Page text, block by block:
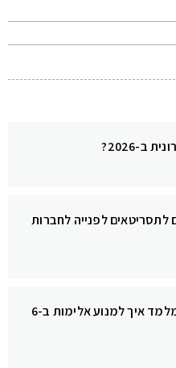
2026?
לתסריטאים לפנייה לחברות
תיאטרון נגד בריונות: אלעד רוט מלמד איך למנוע אלימות ב-6